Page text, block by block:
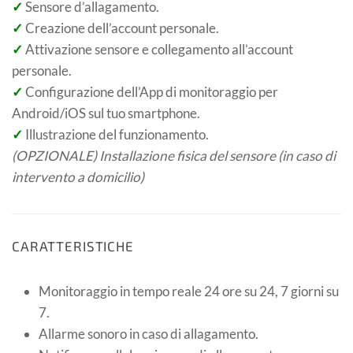
✓ Sensore d’allagamento.
✓ Creazione dell’account personale.
✓ Attivazione sensore e collegamento all’account
personale.
✓ Configurazione dell’App di monitoraggio per
Android/iOS sul tuo smartphone.
✓ Illustrazione del funzionamento.
(OPZIONALE) Installazione fisica del sensore (in caso di
intervento a domicilio)
CARATTERISTICHE
Monitoraggio in tempo reale 24 ore su 24, 7 giorni su
7.
Allarme sonoro in caso di allagamento.